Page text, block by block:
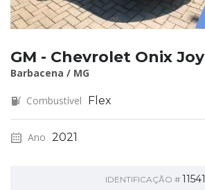
GM - Chevrolet Onix Joy
Barbacena / MG
Combustível Flex
Ano 2021
IDENTIFICAÇÃO # 11541